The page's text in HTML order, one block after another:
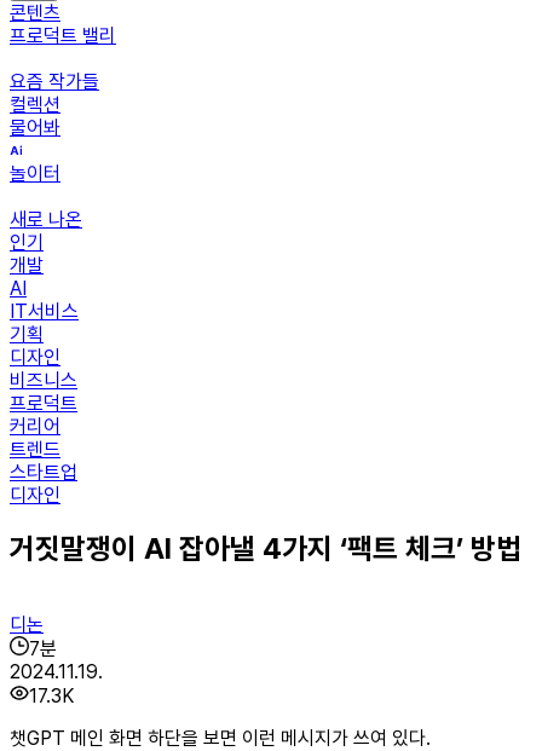
콘텐츠
프로덕트 밸리
요즘 작가들
컬렉션
물어봐
놀이터
새로 나온
인기
개발
AI
IT서비스
기획
디자인
비즈니스
프로덕트
커리어
트렌드
스타트업
디자인
거짓말쟁이 AI 잡아낼 4가지 ‘팩트 체크’ 방법
디논
7분
2024.11.19.
17.3K
챗GPT 메인 화면 하단을 보면 이런 메시지가 쓰여 있다.